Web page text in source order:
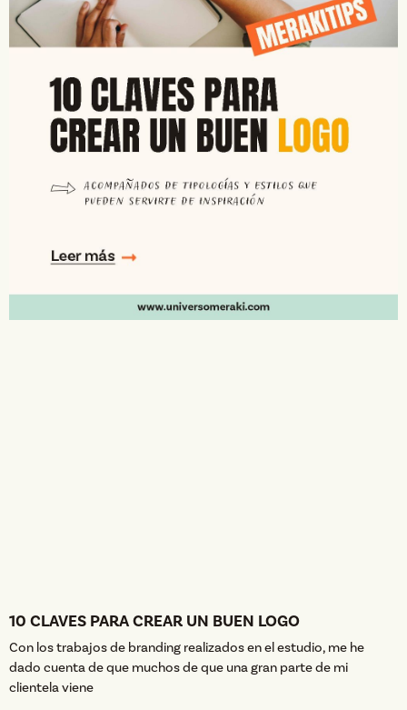
10 CLAVES PARA CREAR UN BUEN LOGO
Con los trabajos de branding realizados en el estudio, me he
dado cuenta de que muchos de que una gran parte de mi
clientela viene